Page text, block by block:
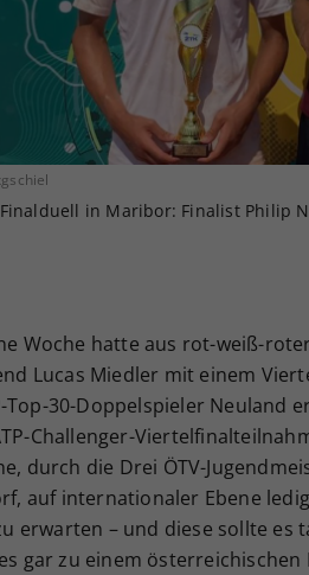
in Maribor: Finalist Philip
Woche hatte aus rot-weiß-
Lucas Miedler mit einem
Top-30-Doppelspieler Neuland
Challenger-
durch die Drei ÖTV-
auf internationaler Ebene
erwarten – und diese sollte es
gar zu einem